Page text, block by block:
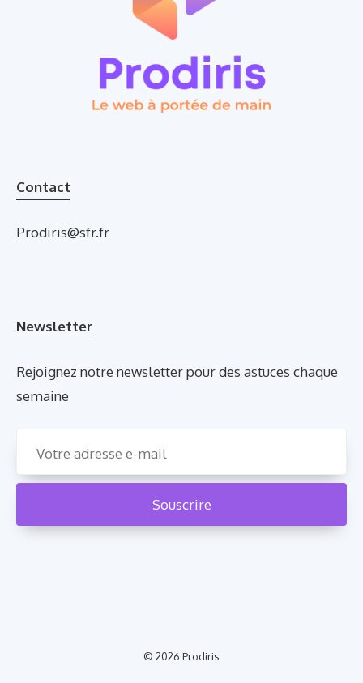
Contact
Prodiris@sfr.fr
Newsletter
Rejoignez notre newsletter pour des astuces chaque
semaine
© 2026 Prodiris